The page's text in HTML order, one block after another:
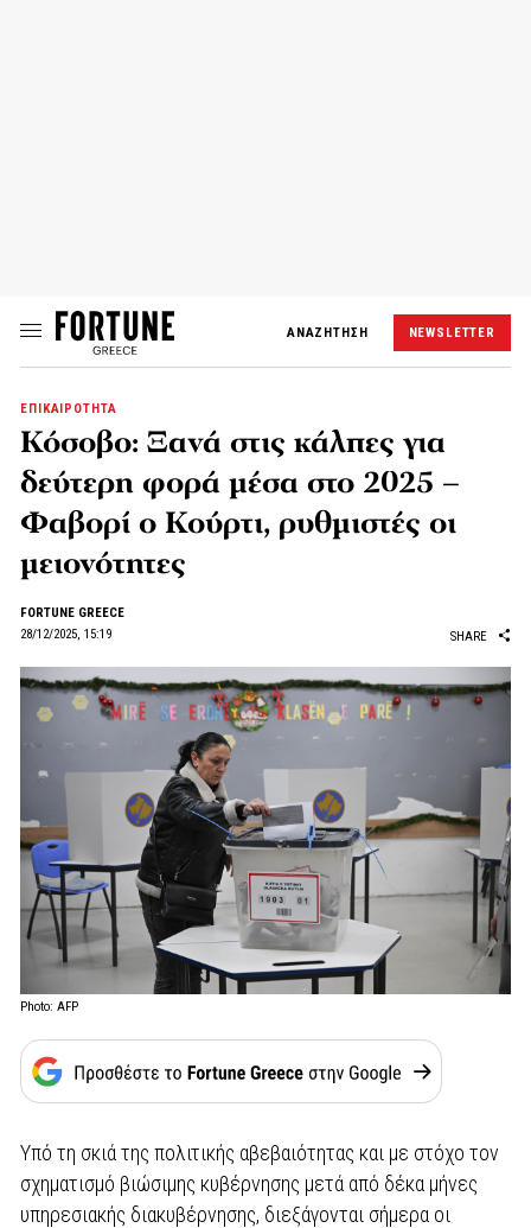
ΑΝΑΖΗΤΗΣΗ NEWSLETTER
ΕΠΙΚΑΙΡΟΤΗΤΑ
Κόσοβο: Ξανά στις κάλπες για
δεύτερη φορά μέσα στο 2025 –
Φαβορί ο Κούρτι, ρυθμιστές οι
μειονότητες
FORTUNE GREECE
28/12/2025, 15:19
SHARE
Photo: AFP
Υπό τη σκιά της πολιτικής αβεβαιότητας και με στόχο τον
σχηματισμό βιώσιμης κυβέρνησης μετά από δέκα μήνες
υπηρεσιακής διακυβέρνησης, διεξάγονται σήμερα οι